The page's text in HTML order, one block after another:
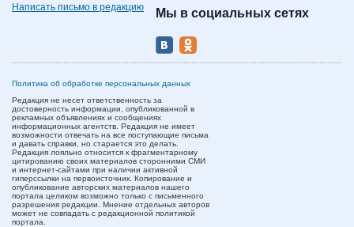
Написать письмо в редакцию
Мы в социальных сетях
Политика об обработке персональных данных
Редакция не несет ответственность за
достоверность информации, опубликованной в
рекламных объявлениях и сообщениях
информационных агентств. Редакция не имеет
возможности отвечать на все поступающие письма
и давать справки, но старается это делать.
Редакция лояльно относится к фрагментарному
цитированию своих материалов сторонними СМИ
и интернет-сайтами при наличии активной
гиперссылки на первоисточник. Копирование и
опубликование авторских материалов нашего
портала целиком возможно только с письменного
разрешения редакции. Мнение отдельных авторов
может не совпадать с редакционной политикой
портала.